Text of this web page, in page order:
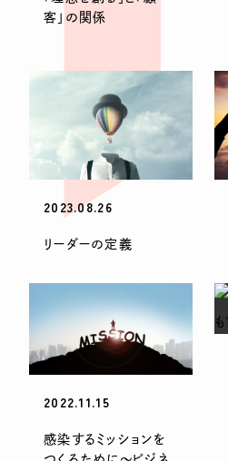
客」の関係
2023.08.26
リーダーの定義
2022.11.15
感染するミッションを